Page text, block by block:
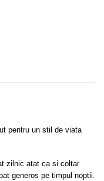
pentru un stil de viata
zilnic atat ca si coltar
generos pe timpul noptii.